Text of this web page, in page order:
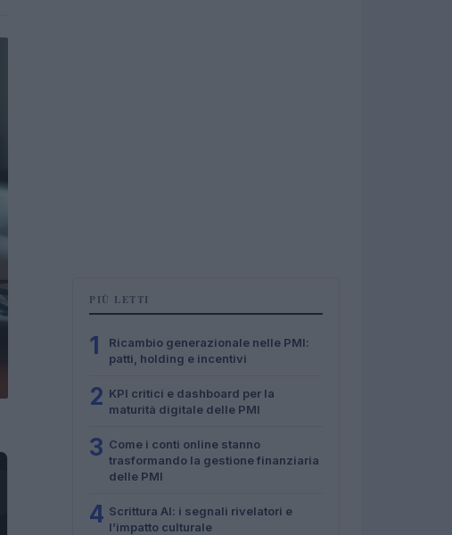
PIÙ LETTI
1
Ricambio generazionale nelle PMI:
patti, holding e incentivi
2 KPI critici e dashboard per la
maturità digitale delle PMI
3 Come i conti online stanno
trasformando la gestione finanziaria
delle PMI
4 Scrittura AI: i segnali rivelatori e
l’impatto culturale